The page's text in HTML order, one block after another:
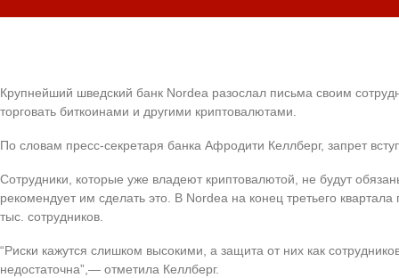
Крупнейший шведский банк Nordea разослал письма своим
торговать биткоинами и другими криптовалютами.
По словам пресс-секретаря банка Афродити Келлберг, запрет
Сотрудники, которые уже владеют криптовалютой, не будут
рекомендует им сделать это. В Nordea на конец третьего
тыс. сотрудников.
“Риски кажутся слишком высокими, а защита от них как
недостаточна”,— отметила Келлберг.